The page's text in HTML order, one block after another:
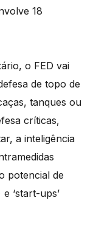
18
o FED vai
de topo de
tanques ou
críticas,
a inteligência
potencial de
‘start-ups’